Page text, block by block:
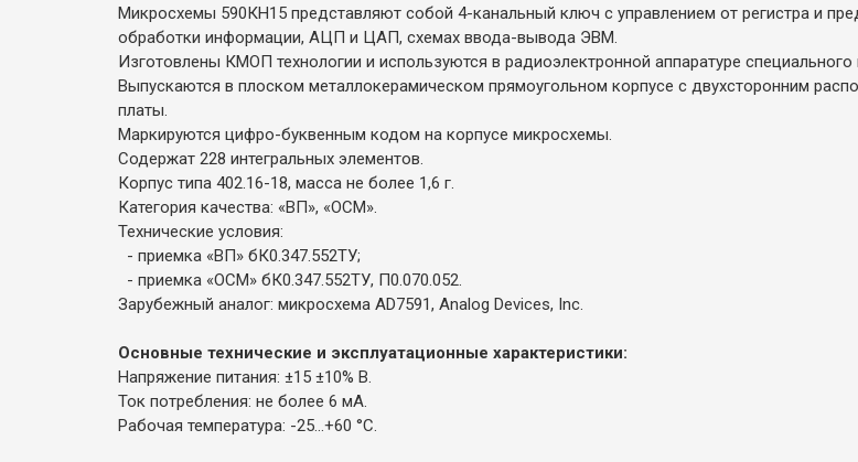
Микросхемы 590КН15 представляют собой 4-канальный ключ с управлением от регистра и
обработки информации, АЦП и ЦАП, схемах ввода-вывода ЭВМ.
Изготовлены КМОП технологии и используются в радиоэлектронной аппаратуре специального
Выпускаются в плоском металлокерамическом прямоугольном корпусе с двухсторонним
платы.
Маркируются цифро-буквенным кодом на корпусе микросхемы.
Содержат 228 интегральных элементов.
Корпус типа 402.16-18, масса не более 1,6 г.
Категория качества: «ВП», «ОСМ».
Технические условия:
- приемка «ВП» бК0.347.552ТУ;
- приемка «ОСМ» бК0.347.552ТУ, П0.070.052.
Зарубежный аналог: микросхема AD7591, Analog Devices, Inc.
Основные технические и эксплуатационные характеристики:
Напряжение питания: ±15 ±10% В.
Ток потребления: не более 6 мА.
Рабочая температура: -25...+60 °С.